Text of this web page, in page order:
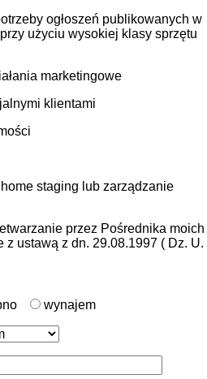
ogłoszeń publikowanych w
użyciu wysokiej klasy sprzętu
marketingowe
klientami
staging lub zarządzanie
przez Pośrednika moich
ustawą z dn. 29.08.1997 ( Dz. U.
wynajem